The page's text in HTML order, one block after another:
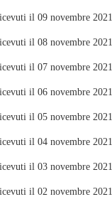
il 09 novembre 2021
il 08 novembre 2021
il 07 novembre 2021
il 06 novembre 2021
il 05 novembre 2021
il 04 novembre 2021
il 03 novembre 2021
il 02 novembre 2021